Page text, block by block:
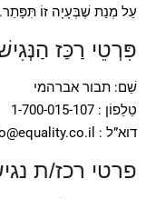
עַל מְנַת שֶׁבְּעָיָה זוֹ תִּפָּתֵר.
פִּרְטֵי רַכַּז
שֵׁם: תבור אברהמי
טֵלֵפוֹן : 1-700-015-107
דוא”ל : info@equality.co.il
פרטי רכז/ת